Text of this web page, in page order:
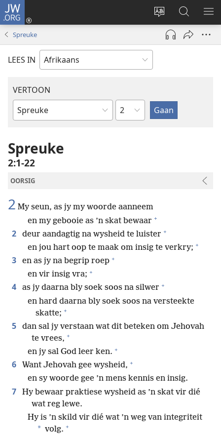
JW.ORG
Verander
taal
van
Meld
aan
(maak
nuwe
venster
Soek
op
JW.ORG
Spreuke
LEES IN
VERTOON
Bybelboek
Hoofstuk
Spreuke
2:1-22
OORSIG
2 My seun, as jy my woorde aanneem
en my gebooie as ’n skat bewaar +
2 deur aandagtig na wysheid te luister +
en jou hart oop te maak om insig te verkry; +
3 en as jy na begrip roep +
en vir insig vra; +
4 as jy daarna bly soek soos na silwer +
en hard daarna bly soek soos na versteekte
skatte; +
5
dan sal jy verstaan wat dit beteken om Jehovah
te vrees, +
en jy sal God leer ken. +
6 Want Jehovah gee wysheid, +
en sy woorde gee ’n mens kennis en insig.
7
Hy bewaar praktiese wysheid as ’n skat vir dié
wat reg lewe.
Hy is ’n skild vir dié wat ’n weg van integriteit
* volg. +